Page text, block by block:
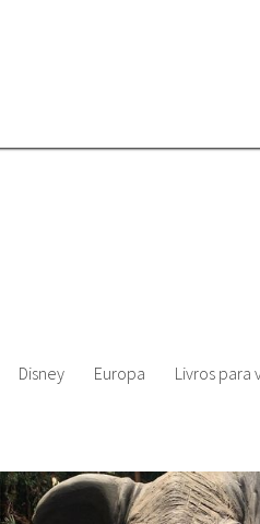
Disney Europa Livros para